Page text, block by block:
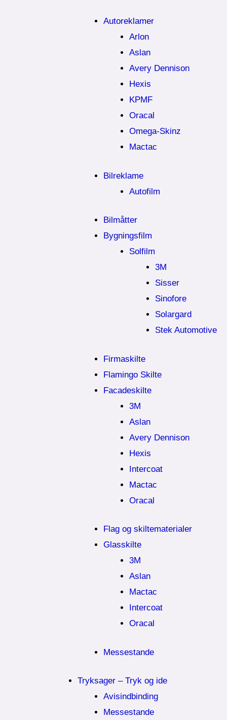
Autoreklamer
Arlon
Aslan
Avery Dennison
Hexis
KPMF
Oracal
Omega-Skinz
Mactac
Bilreklame
Autofilm
Bilmåtter
Bygningsfilm
Solfilm
3M
Sisser
Sinofore
Solargard
Stek Automotive
Firmaskilte
Flamingo Skilte
Facadeskilte
3M
Aslan
Avery Dennison
Hexis
Intercoat
Mactac
Oracal
Flag og skiltematerialer
Glasskilte
3M
Aslan
Mactac
Intercoat
Oracal
Messestande
Tryksager – Tryk og ide
Avisindbinding
Messestande